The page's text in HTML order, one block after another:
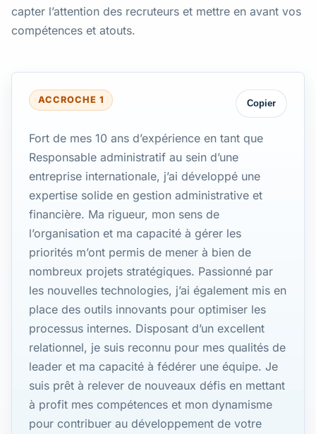
capter l’attention des recruteurs et mettre en avant vos
compétences et atouts.
ACCROCHE 1 Copier
Fort de mes 10 ans d’expérience en tant que
Responsable administratif au sein d’une
entreprise internationale, j’ai développé une
expertise solide en gestion administrative et
financière. Ma rigueur, mon sens de
l’organisation et ma capacité à gérer les
priorités m’ont permis de mener à bien de
nombreux projets stratégiques. Passionné par
les nouvelles technologies, j’ai également mis en
place des outils innovants pour optimiser les
processus internes. Disposant d’un excellent
relationnel, je suis reconnu pour mes qualités de
leader et ma capacité à fédérer une équipe. Je
suis prêt à relever de nouveaux défis en mettant
à profit mes compétences et mon dynamisme
pour contribuer au développement de votre